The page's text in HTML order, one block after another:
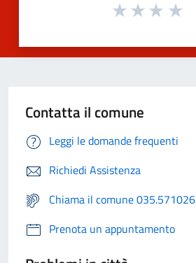
Contatta il comune
Leggi le domande frequenti
Richiedi Assistenza
Chiama il comune 035.571026
Prenota un appuntamento